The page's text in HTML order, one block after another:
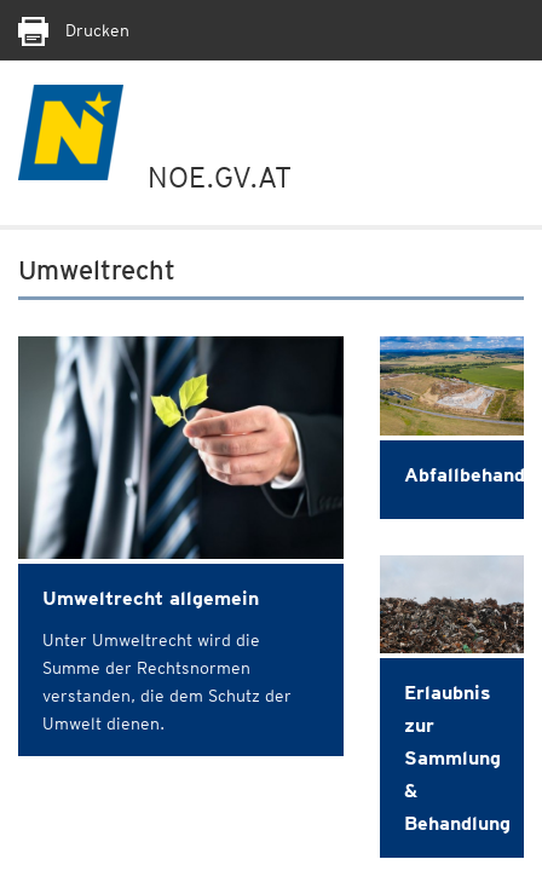
Drucken
NOE.GV.AT
Umweltrecht
Umweltrecht allgemein
Unter Umweltrecht wird die
Summe der Rechtsnormen
verstanden, die dem Schutz der
Umwelt dienen.
Erlaubnis
zur
Sammlung
&
Behandlung